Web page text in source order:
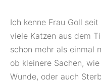
Ich kenne Frau Goll
viele Katzen aus dem
schon mehr als einmal
ob kleinere Sachen,
Wunde, oder auch